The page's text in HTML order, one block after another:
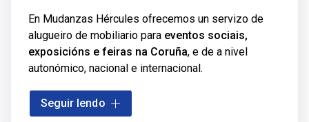
En Mudanzas Hércules ofrecemos un servizo de
alugueiro de mobiliario para eventos sociais,
exposicións e feiras na Coruña, e de a nivel
autonómico, nacional e internacional.
Dispoñemos dun amplo stock
axusta ás diferentes ocasións, necesidades e
Seguir lendo